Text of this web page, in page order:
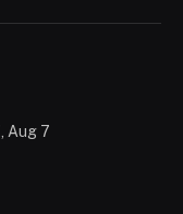
Aug 7